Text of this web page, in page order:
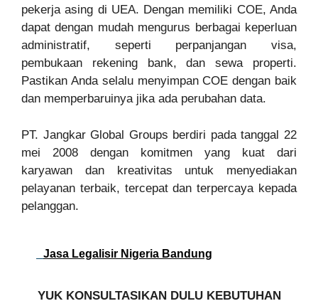
pekerja asing di UEA. Dengan memiliki COE, Anda
dapat dengan mudah mengurus berbagai keperluan
administratif, seperti perpanjangan visa,
pembukaan rekening bank, dan sewa properti.
Pastikan Anda selalu menyimpan COE dengan baik
dan memperbaruinya jika ada perubahan data.
PT. Jangkar Global Groups berdiri pada tanggal 22
mei 2008 dengan komitmen yang kuat dari
karyawan dan kreativitas untuk menyediakan
pelayanan terbaik, tercepat dan terpercaya kepada
pelanggan.
Jasa Legalisir Nigeria Bandung
YUK KONSULTASIKAN DULU KEBUTUHAN